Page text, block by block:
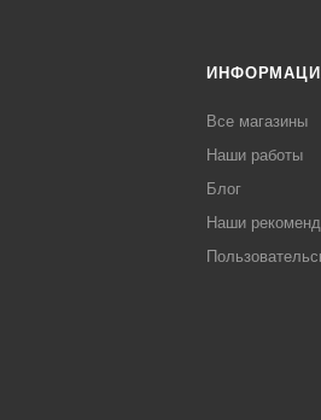
Все магазины
Наши работы
Блог
Наши